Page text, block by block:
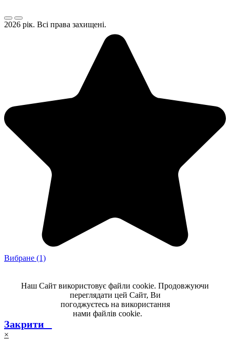
2026 рік. Всі права захищені.
Вибране (1)
Наш Сайт використовує файли cookie. Продовжуючи
переглядати цей Сайт, Ви
погоджуєтесь на використання
нами файлів cookie.
Закрити _
×